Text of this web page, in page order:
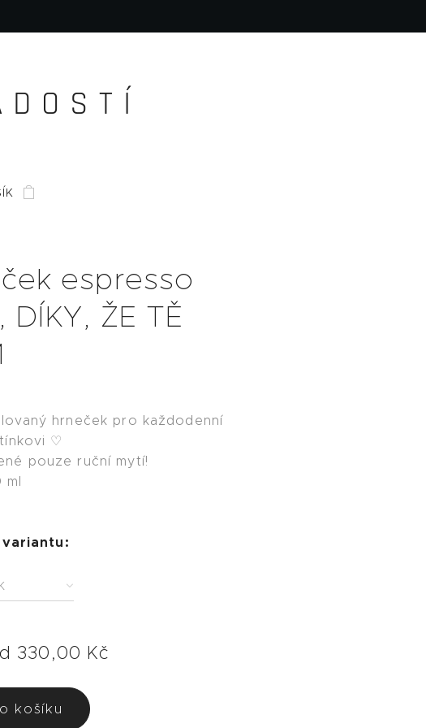
O S T Í
espresso
DÍKY, ŽE TĚ
hrneček pro každodenní
♡
pouze ruční mytí!
ml
330,00 Kč
košíku